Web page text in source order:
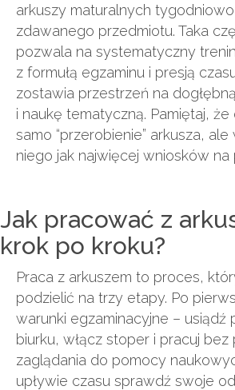
arkuszy maturalnych
zdawanego przedmiotu. Taka
pozwala na systematyczny
z formułą egzaminu i presją
zostawia przestrzeń na
i naukę tematyczną. Pamiętaj,
samo “przerobienie” arkusza,
niego jak najwięcej wniosków na
Jak pracować z
krok po kroku?
Praca z arkuszem to proces,
podzielić na trzy etapy. Po
warunki egzaminacyjne – usiądź
biurku, włącz stoper i pracuj bez
zaglądania do pomocy
upływie czasu sprawdź swoje